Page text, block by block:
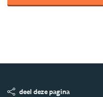
deel deze pagina